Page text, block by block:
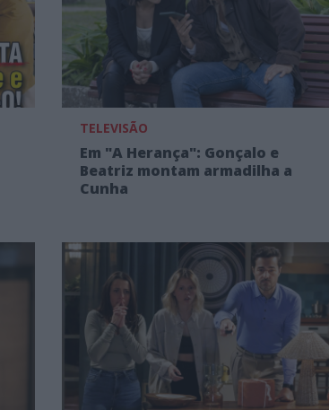
TELEVISÃO
Em "A Herança": Gonçalo e
Beatriz montam armadilha a
Cunha